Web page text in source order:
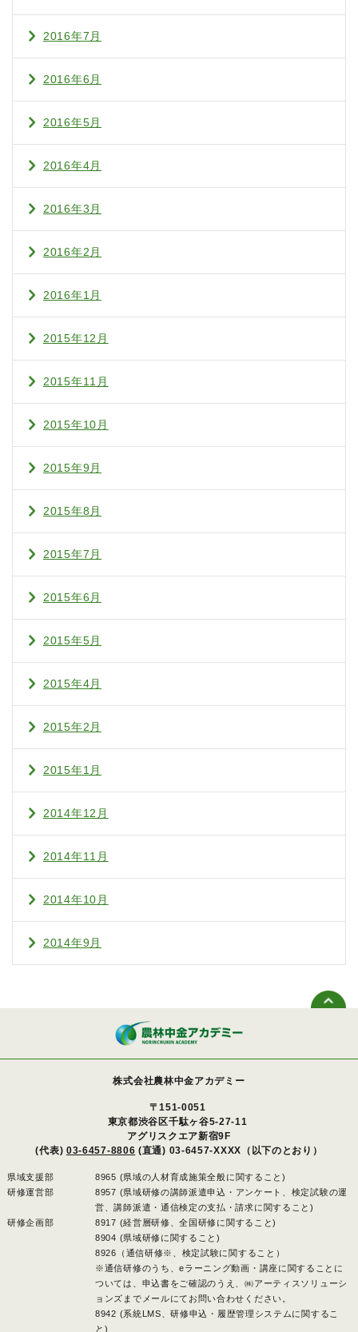
2016年7月
2016年6月
2016年5月
2016年4月
2016年3月
2016年2月
2016年1月
2015年12月
2015年11月
2015年10月
2015年9月
2015年8月
2015年7月
2015年6月
2015年5月
2015年4月
2015年2月
2015年1月
2014年12月
2014年11月
2014年10月
2014年9月
株式会社農林中金アカデミー
〒151-0051
東京都渋谷区千駄ヶ谷5-27-11
アグリスクエア新宿9F
(代表) 03-6457-8806 (直通) 03-6457-XXXX（以下のとおり）
県域支援部
8965 (県域の人材育成施策全般に関すること)
研修運営部
8957 (県域研修の講師派遣申込・アンケート、検定試験の運
営、講師派遣・通信検定の支払・請求に関すること)
研修企画部
8917 (経営層研修、全国研修に関すること)
8904 (県域研修に関すること)
8926（通信研修※、検定試験に関すること）
※通信研修のうち、eラーニング動画・講座に関することに
ついては、申込書をご確認のうえ、㈱アーティスソリューシ
ョンズまでメールにてお問い合わせください。
8942 (系統LMS、研修申込・履歴管理システムに関するこ
と)